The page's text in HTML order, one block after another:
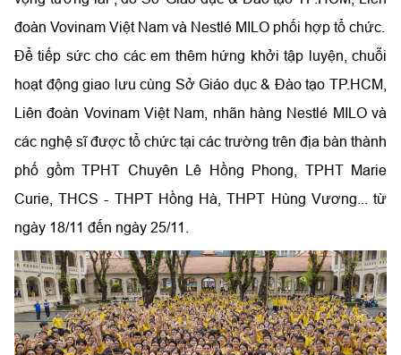
đoàn Vovinam Việt Nam và Nestlé MILO phối hợp tổ chức.
Để tiếp sức cho các em thêm hứng khởi tập luyện, chuỗi
hoạt động giao lưu cùng Sở Giáo dục & Đào tạo TP.HCM,
Liên đoàn Vovinam Việt Nam, nhãn hàng Nestlé MILO và
các nghệ sĩ được tổ chức tại các trường trên địa bàn thành
phố gồm TPHT Chuyên Lê Hồng Phong, TPHT Marie
Curie, THCS - THPT Hồng Hà, THPT Hùng Vương... từ
ngày 18/11 đến ngày 25/11.